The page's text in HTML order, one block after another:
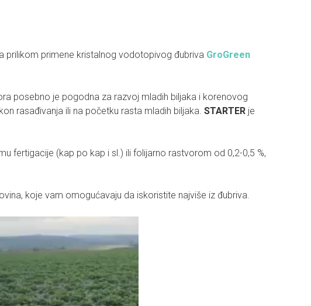
prilikom primene kristalnog vodotopivog đubriva GroGreen
posebno je pogodna za razvoj mladih biljaka i korenovog
rasađivanja ili na početku rasta mladih biljaka. STARTER je
fertigacije (kap po kap i sl.) ili folijarno rastvorom od 0,2-0,5 %,
koje vam omogućavaju da iskoristite najviše iz đubriva.